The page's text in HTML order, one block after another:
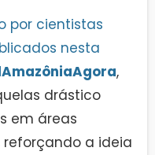
por cientistas
nesta
,
drástico
em áreas
a ideia